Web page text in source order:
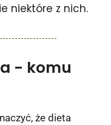
niektóre z nich.
- komu
że dieta